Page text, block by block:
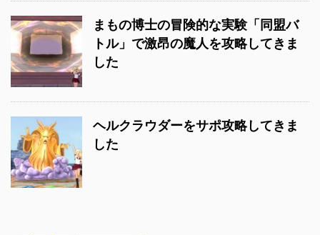
まもの博士の冒険的な実験「同盟バ
トル」で激昂の魔人を攻略してきま
した
ヘルクラウダーをサポ攻略してきま
した